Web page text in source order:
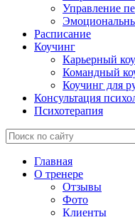
Управление
Расписание
Коучинг
Карьерный
Командный
Коучинг для
Консультация
Психотерапия
Главная
О тренере
Отзывы
Фото
Клиенты